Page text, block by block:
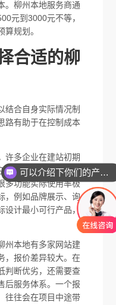
。柳州本地服务商通
元到3000元不等，
规划。
合适的柳
结合自身实际情况制
路有助于在控制成本
许多企业在建站初期
功能一次性纳入，导
多功能实际使用率极
，例如品牌展示、询
设计最小可行产品，
州本地有多家网站建
，报价差异较大。在
判断优劣，还需要查
后服务体系。一个报
往往会在项目中途带
可以介绍下你们的产品么